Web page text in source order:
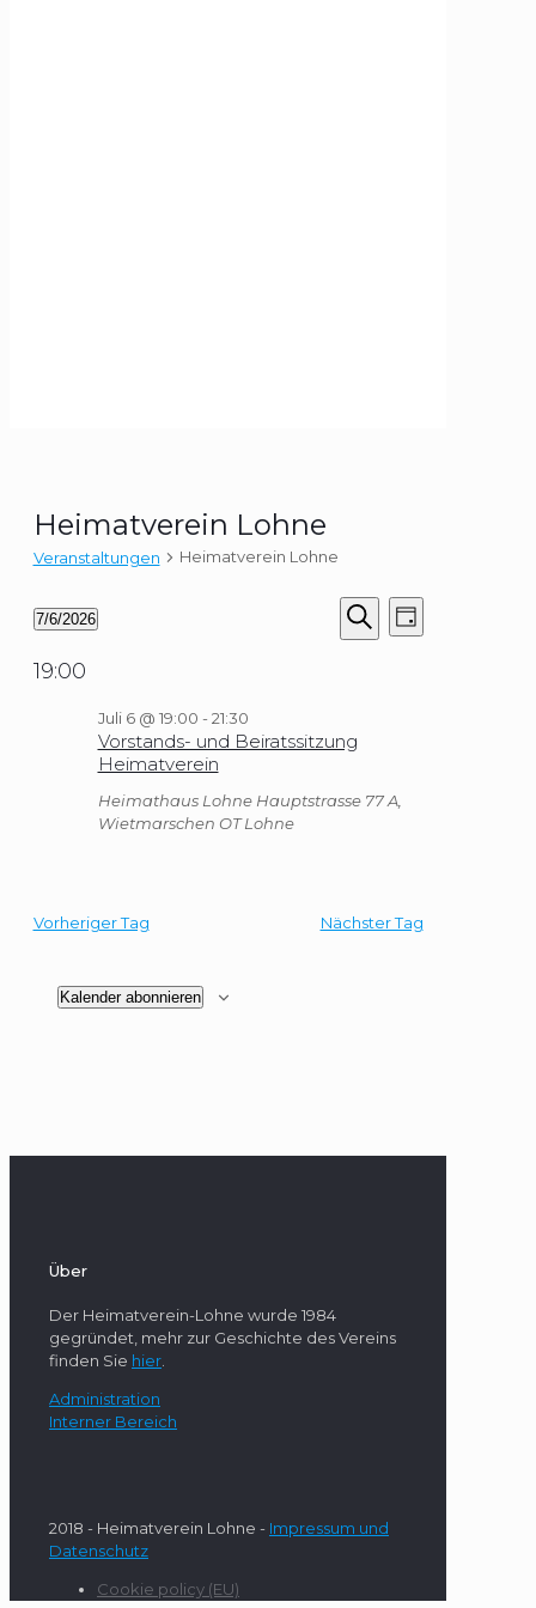
Heimatverein Lohne
Veranstaltungen Heimatverein Lohne
Veranstaltungen
für
6.
Juli
Veranstaltungen
Suche
Suche
Veranstaltung
Ansichten-
Tag
7/6/2026
wählen.
19:00
Vorstands- und Beiratssitzung
Heimatverein
Juli 6 @ 19:00 -21:30
Heimathaus Lohne Hauptstrasse 77 A,
Wietmarschen OT Lohne
Vorheriger Tag Nächster Tag
Kalender abonnieren
Über
Der Heimatverein-Lohne wurde 1984
gegründet, mehr zur Geschichte des Vereins
finden Sie hier
Administration
Interner Bereich
2018 - Heimatverein Lohne - Impressum und
Datenschutz
Cookie policy (EU)